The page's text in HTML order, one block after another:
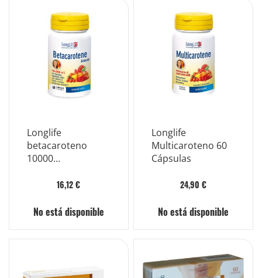
Longlife
betacaroteno
10000
alimenticio 60
16,12 €
No está disponible
Longlife
Multicaroteno 60
Cápsulas
24,90 €
No está disponible